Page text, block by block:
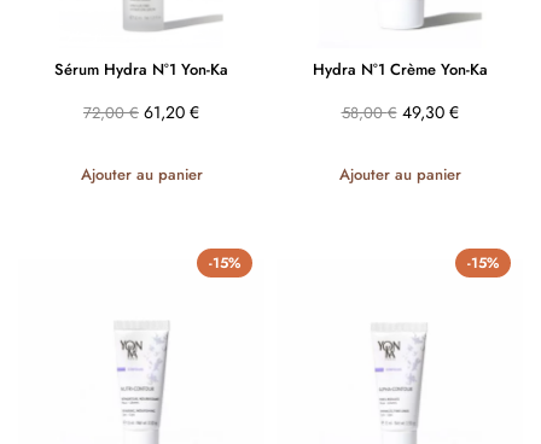
Sérum Hydra N°1 Yon-Ka
72,00€ 61,20 €
Ajouter au panier
Hydra N°1 Crème Yon-Ka
58,00€ 49,30 €
Ajouter au panier
-15% -15%